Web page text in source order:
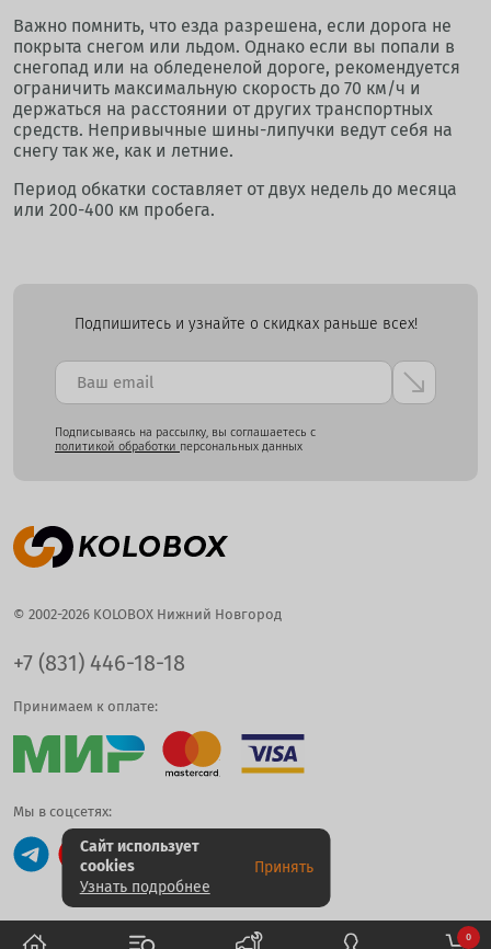
Важно помнить, что езда разрешена, если дорога не
покрыта снегом или льдом. Однако если вы попали в
снегопад или на обледенелой дороге, рекомендуется
ограничить максимальную скорость до 70 км/ч и
держаться на расстоянии от других транспортных
средств. Непривычные шины-липучки ведут себя на
снегу так же, как и летние.
Период обкатки составляет от двух недель до месяца
или 200-400 км пробега.
Подпишитесь и узнайте о скидках раньше всех!
Подписываясь на рассылку, вы соглашаетесь с
политикой обработки персональных данных
© 2002-2026 KOLOBOX Нижний Новгород
+7 (831) 446-18-18
Принимаем к оплате:
Мы в соцсетях:
0
Сайт использует
cookies
Узнать подробнее
Принять